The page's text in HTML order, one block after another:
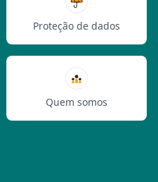
Proteção de dados
Quem somos